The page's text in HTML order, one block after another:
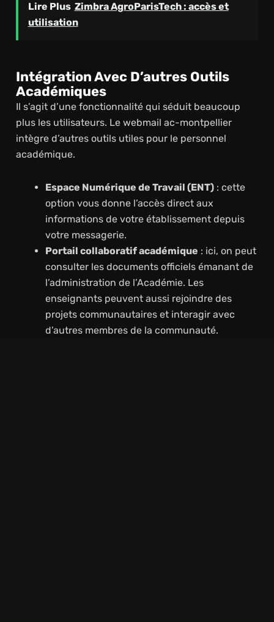
Lire Plus Zimbra AgroParisTech : accès et
utilisation
Intégration Avec D’autres Outils
Académiques
Il s’agit d’une fonctionnalité qui séduit beaucoup
plus les utilisateurs. Le webmail ac-montpellier
intègre d’autres outils utiles pour le personnel
académique.
Espace Numérique de Travail (ENT): cette
option vous donne l’accès direct aux
informations de votre établissement depuis
votre messagerie.
Portail collaboratif académique : ici, on peut
consulter les documents officiels émanant de
l’administration de l’Académie. Les
enseignants peuvent aussi rejoindre des
projets communautaires et interagir avec
d’autres membres de la communauté.